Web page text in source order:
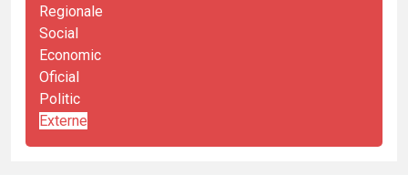
Regionale
Social
Economic
Oficial
Politic
Externe